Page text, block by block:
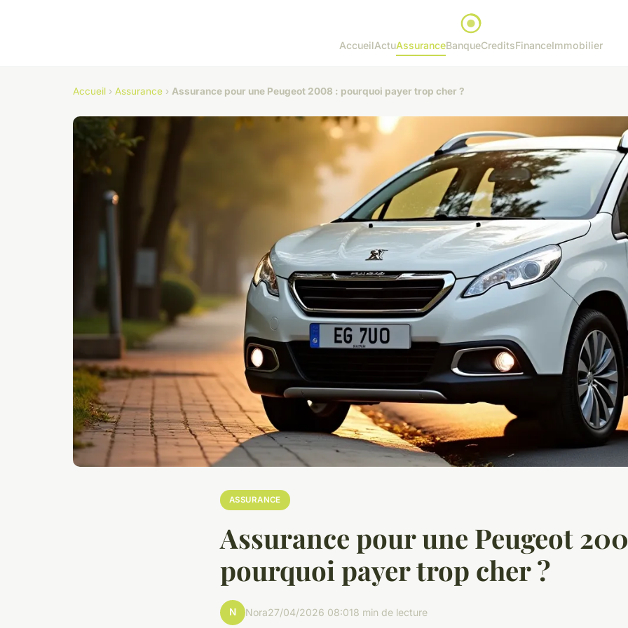
AccueilActuAssuranceBanqueCreditsFinanceImmobilier
Accueil › Assurance › Assurance pour une Peugeot 2008 : pourquoi payer trop cher ?
ASSURANCE
Assurance pour une Peugeot
pourquoi payer trop cher ?
N Nora27/04/2026 08:018 min de lecture